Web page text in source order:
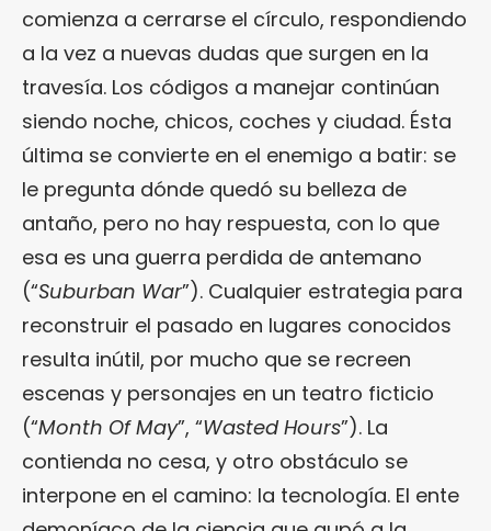
comienza a cerrarse el círculo, respondiendo
a la vez a nuevas dudas que surgen en la
travesía. Los códigos a manejar continúan
siendo noche, chicos, coches y ciudad. Ésta
última se convierte en el enemigo a batir: se
le pregunta dónde quedó su belleza de
antaño, pero no hay respuesta, con lo que
esa es una guerra perdida de antemano
(“Suburban War”). Cualquier estrategia para
reconstruir el pasado en lugares conocidos
resulta inútil, por mucho que se recreen
escenas y personajes en un teatro ficticio
(“Month Of May”, “Wasted Hours”). La
contienda no cesa, y otro obstáculo se
interpone en el camino: la tecnología. El ente